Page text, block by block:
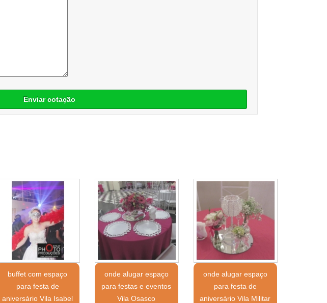
Enviar cotação
buffet com espaço
para festa de
aniversário Vila Isabel
onde alugar espaço
para festas e eventos
Vila Osasco
onde alugar espaço
para festa de
aniversário Vila Militar